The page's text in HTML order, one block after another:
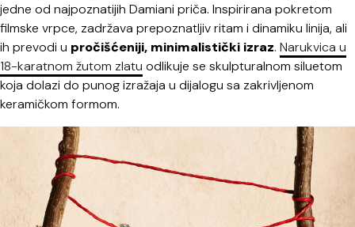
jedne od najpoznatijih Damiani priča. Inspirirana pokretom
filmske vrpce, zadržava prepoznatljiv ritam i dinamiku linija, ali
ih prevodi u pročišćeniji, minimalistički izraz. Narukvica u
18-karatnom žutom zlatu odlikuje se skulpturalnom siluetom
koja dolazi do punog izražaja u dijalogu sa zakrivljenom
keramičkom formom.